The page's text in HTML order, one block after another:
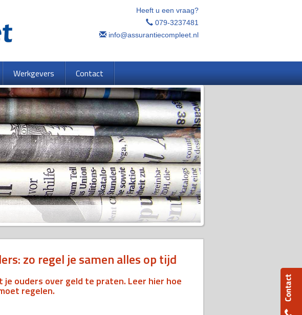
Heeft u een vraag?
079-3237481
info@assurantiecompleet.nl
Werkgevers Contact
zo regel je samen alles op tijd
ouders over geld te praten. Leer hier hoe
regelen.